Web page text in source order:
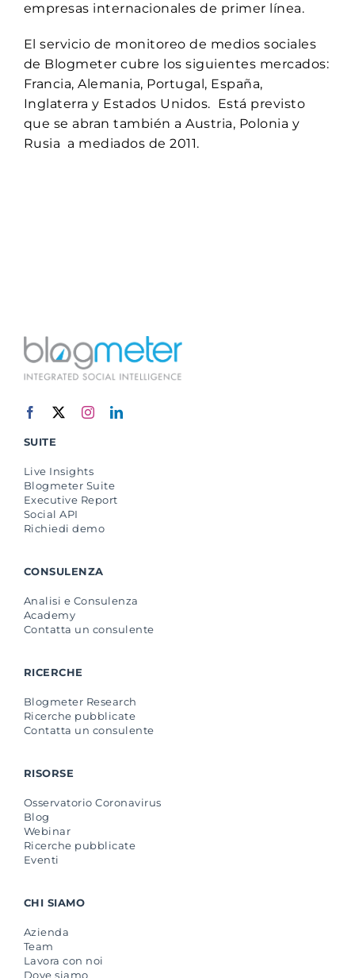
empresas internacionales de primer línea.
El servicio de monitoreo de medios sociales
de Blogmeter cubre los siguientes mercados:
Francia, Alemania, Portugal, España,
Inglaterra y Estados Unidos. Está previsto
que se abran también a Austria, Polonia y
Rusia a mediados de 2011.
SUITE
Live Insights
Blogmeter Suite
Executive Report
Social API
Richiedi demo
CONSULENZA
Analisi e Consulenza
Academy
Contatta un consulente
RICERCHE
Blogmeter Research
Ricerche pubblicate
Contatta un consulente
RISORSE
Osservatorio Coronavirus
Blog
Webinar
Ricerche pubblicate
Eventi
CHI SIAMO
Azienda
Team
Lavora con noi
Dove siamo